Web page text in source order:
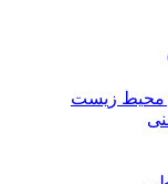
محیط زیست